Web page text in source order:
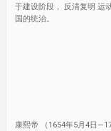
于建设阶段， 反清复明 运
国的统治。
康熙帝 （1654年5月4日